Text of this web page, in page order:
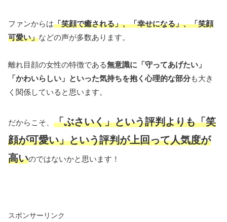
ファンからは「笑顔で癒される」、「幸せになる」、「笑顔
可愛い」などの声が多数あります。
離れ目顔の女性の特徴である無意識に「守ってあげたい」
「かわいらしい」といった気持ちを抱く心理的な部分も大き
く関係していると思います。
だからこそ、 「ぶさいく」という評判よりも「笑
顔が可愛い」という評判が上回って人気度が
高いのではないかと思います！
スポンサーリンク